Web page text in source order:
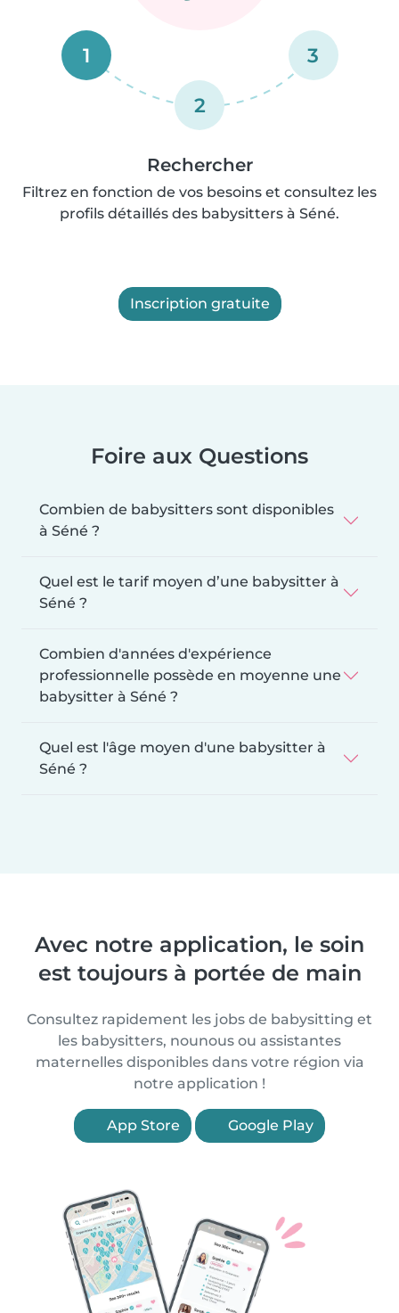
1
2
3
Rechercher
Filtrez en fonction de vos besoins et consultez les
profils détaillés des babysitters à Séné.
Inscription gratuite
Foire aux Questions
Combien de babysitters sont disponibles
à Séné ?
Quel est le tarif moyen d’une babysitter à
Séné ?
Combien d'années d'expérience
professionnelle possède en moyenne une
babysitter à Séné ?
Quel est l'âge moyen d'une babysitter à
Séné ?
Avec notre application, le soin
est toujours à portée de main
Consultez rapidement les jobs de babysitting et
les babysitters, nounous ou assistantes
maternelles disponibles dans votre région via
notre application !
App Store Google Play